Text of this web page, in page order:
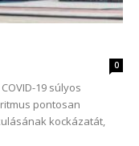
0
19 súlyos
pontosan
kockázatát,